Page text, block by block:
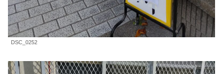
DSC_0252